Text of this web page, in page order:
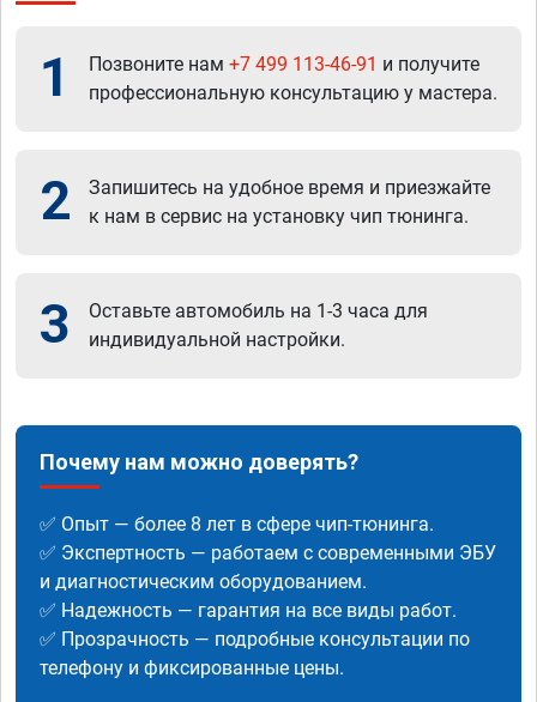
1 Позвоните нам +7 499 113-46-91 и получите
профессиональную консультацию у мастера.
2
Запишитесь на удобное время и приезжайте
к нам в сервис на установку чип тюнинга.
3
Оставьте автомобиль на 1-3 часа для
индивидуальной настройки.
Почему нам можно доверять?
✅ Опыт — более 8 лет в сфере чип-тюнинга.
✅ Экспертность — работаем с современными ЭБУ
и диагностическим оборудованием.
✅ Надежность — гарантия на все виды работ.
✅ Прозрачность — подробные консультации по
телефону и фиксированные цены.